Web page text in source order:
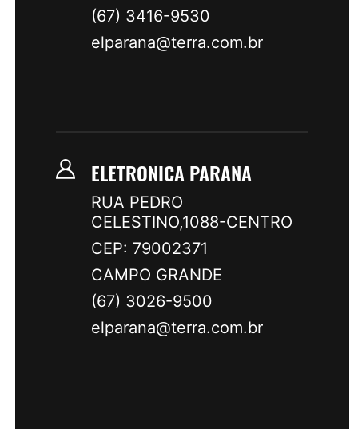
(67) 3416-9530
elparana@terra.com.br
ELETRONICA PARANA
RUA PEDRO
CELESTINO,1088-CENTRO
CEP: 79002371
CAMPO GRANDE
(67) 3026-9500
elparana@terra.com.br